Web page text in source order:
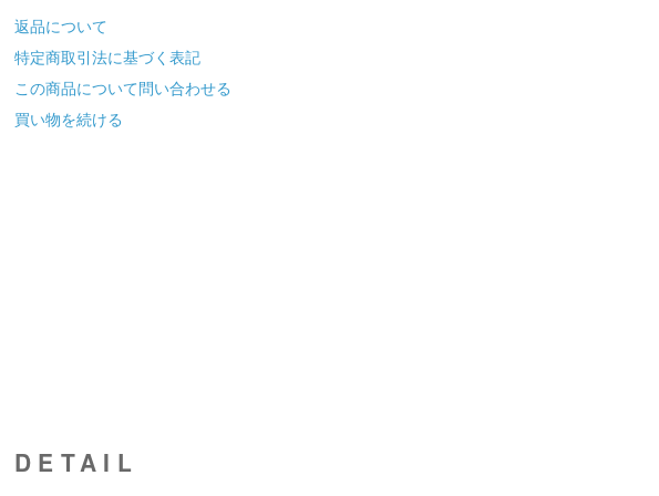
返品について
特定商取引法に基づく表記
この商品について問い合わせる
買い物を続ける
DETAIL